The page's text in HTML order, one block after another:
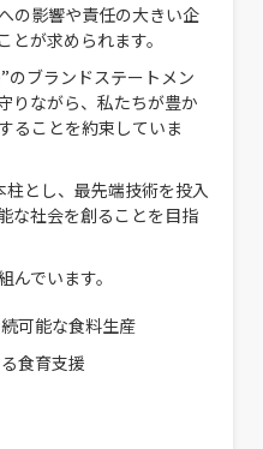
の影響や責任の大きい企
が求められます。
ブランドステートメン
りながら、私たちが豊か
ることを約束していま
柱とし、最先端技術を投入
な社会を創ることを目指
でいます。
可能な食料生産
食育支援